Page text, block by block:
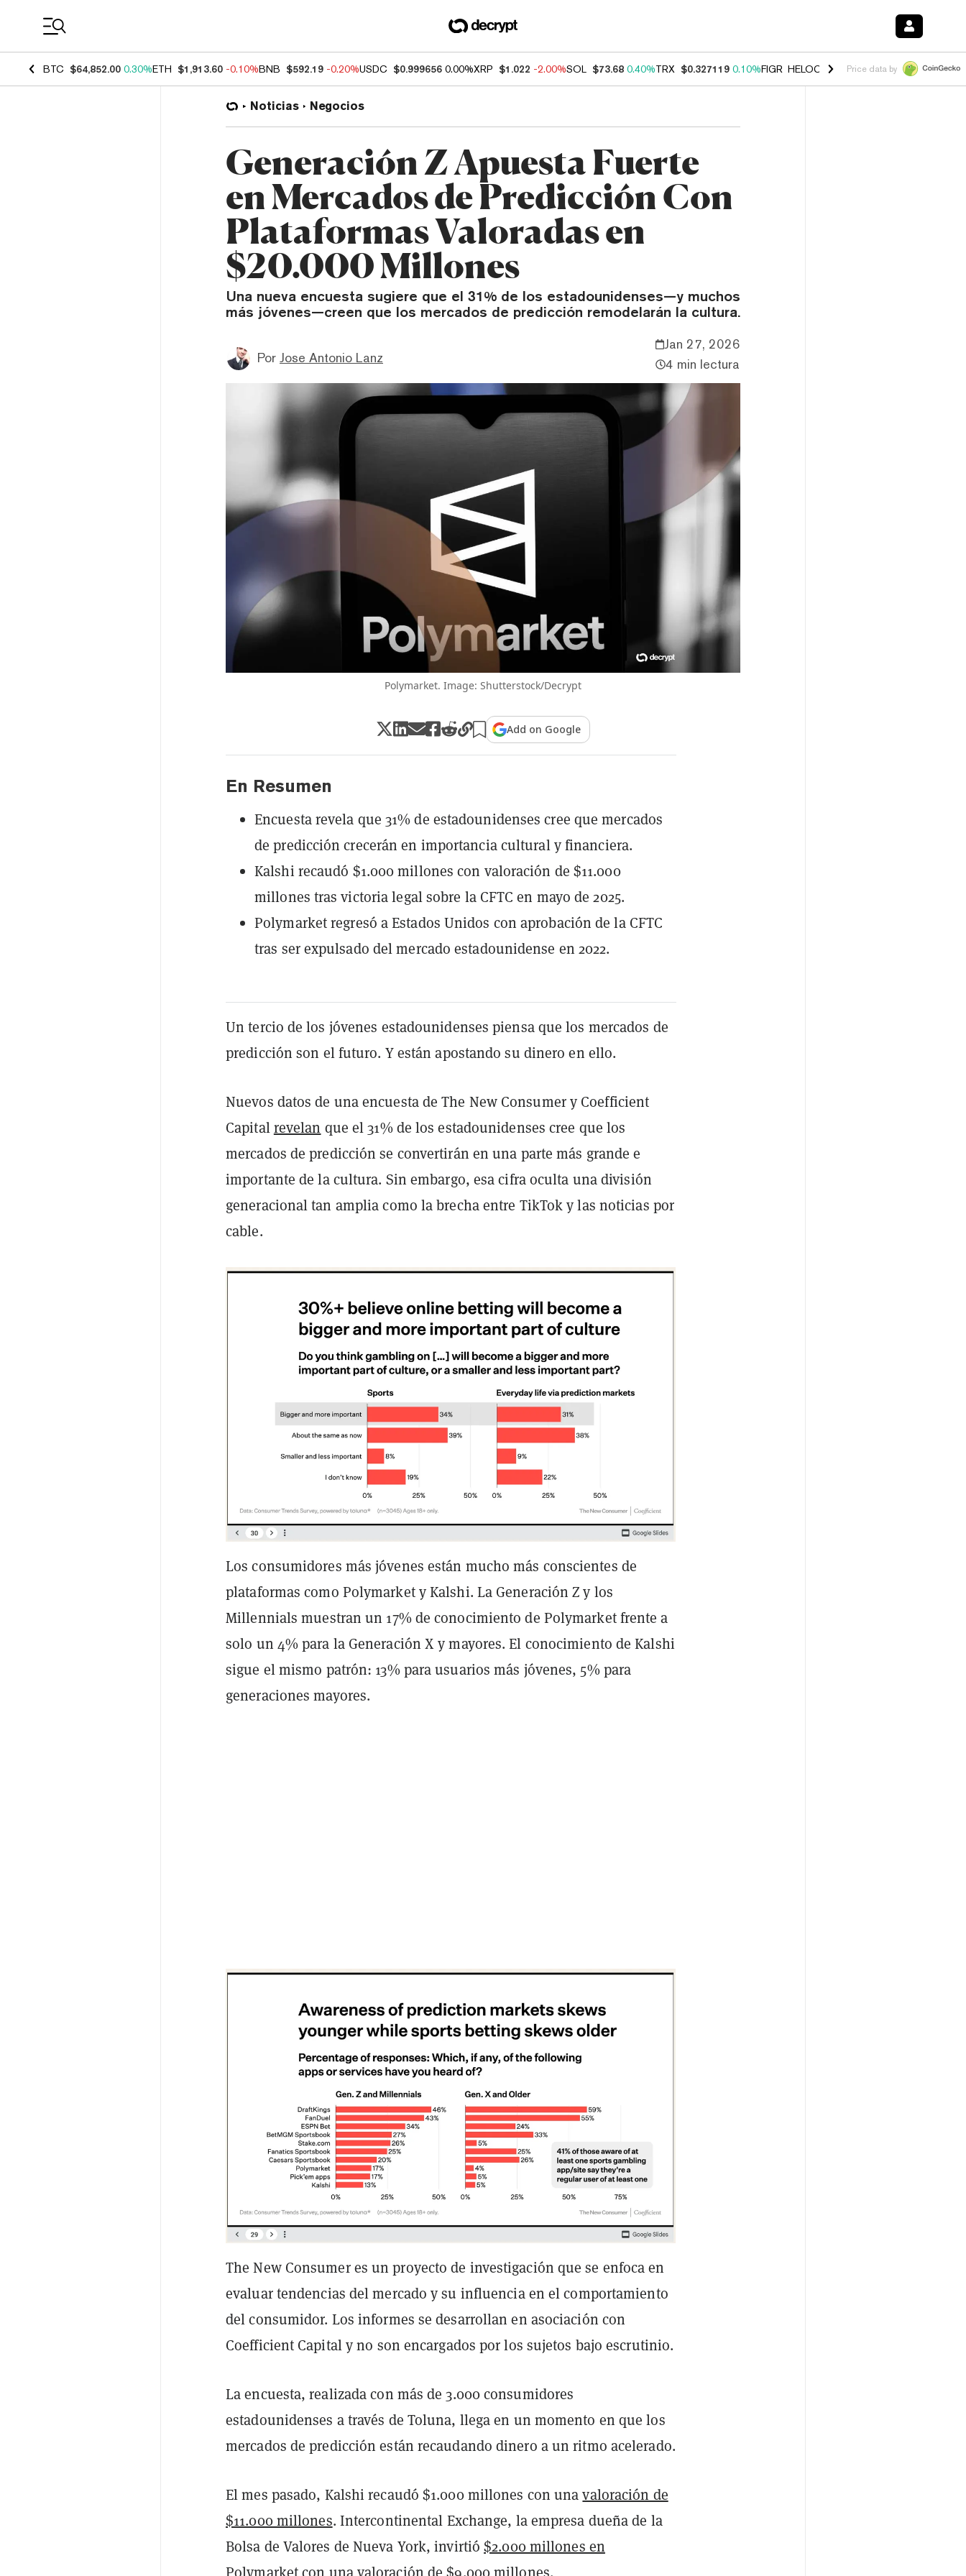
BTC $64,852.00 0.30%ETH $1,913.60 -0.10%BNB $592.19 -0.20%USDC $0.999656 0.00%XRP $1.022 -2.00%SOL $73.68 0.40%TRX $0.327119 0.10%FIGR_HELOC $1.029 1.00%HYPE $54.32 -
Price data by
Noticias Negocios
Generación Z Apuesta Fuerte
en Mercados de Predicción Con
Plataformas Valoradas en
$20.000 Millones
Una nueva encuesta sugiere que el 31% de los estadounidenses—y muchos
más jóvenes—creen que los mercados de predicción remodelarán la cultura.
Por Jose Antonio Lanz
Jan 27, 2026
4 min lectura
Polymarket. Image: Shutterstock/Decrypt
Add on Google
En Resumen
Encuesta revela que 31% de estadounidenses cree que mercados
de predicción crecerán en importancia cultural y financiera.
Kalshi recaudó $1.000 millones con valoración de $11.000
millones tras victoria legal sobre la CFTC en mayo de 2025.
Polymarket regresó a Estados Unidos con aprobación de la CFTC
tras ser expulsado del mercado estadounidense en 2022.
Un tercio de los jóvenes estadounidenses piensa que los mercados de
predicción son el futuro. Y están apostando su dinero en ello.
Nuevos datos de una encuesta de The New Consumer y Coefficient
Capitalrevelan que el 31% de los estadounidenses cree que los
mercados de predicción se convertirán en una parte más grande e
importante de la cultura. Sin embargo, esa cifra oculta una división
generacional tan amplia como la brecha entre TikTok y las noticias por
cable.
Los consumidores más jóvenes están mucho más conscientes de
plataformas como Polymarket y Kalshi. La Generación Z y los
Millennials muestran un 17% de conocimiento de Polymarket frente a
solo un 4% para la Generación X y mayores. El conocimiento de Kalshi
sigue el mismo patrón: 13% para usuarios más jóvenes, 5% para
generaciones mayores.
The New Consumer es un proyecto de investigación que se enfoca en
evaluar tendencias del mercado y su influencia en el comportamiento
del consumidor. Los informes se desarrollan en asociación con
Coefficient Capital y no son encargados por los sujetos bajo escrutinio.
La encuesta, realizada con más de 3.000 consumidores
estadounidenses a través de Toluna, llega en un momento en que los
mercados de predicción están recaudando dinero a un ritmo acelerado.
El mes pasado, Kalshi recaudó $1.000 millones con unavaloración de
$11.000 millones. Intercontinental Exchange, la empresa dueña de la
Bolsa de Valores de Nueva York, invirtió$2.000 millones en